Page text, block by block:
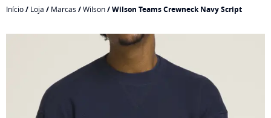
Início/ Loja / Marcas /Wilson/ Wilson Teams Crewneck Navy Script